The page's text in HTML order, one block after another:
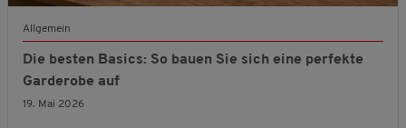
Allgemein
Die besten Basics: So bauen Sie sich eine perfekte
Garderobe auf
19. Mai 2026